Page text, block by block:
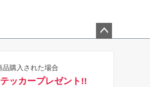
品購入された場合
ッカープレゼント!!